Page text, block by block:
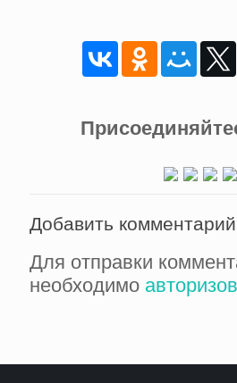
Добавить комментарий
Для отправки
необходимо